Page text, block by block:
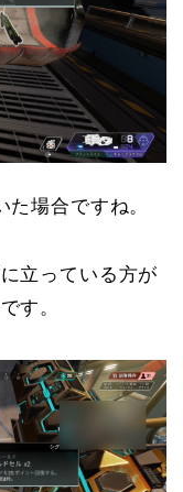
場合ですね。
立っている方が
す。